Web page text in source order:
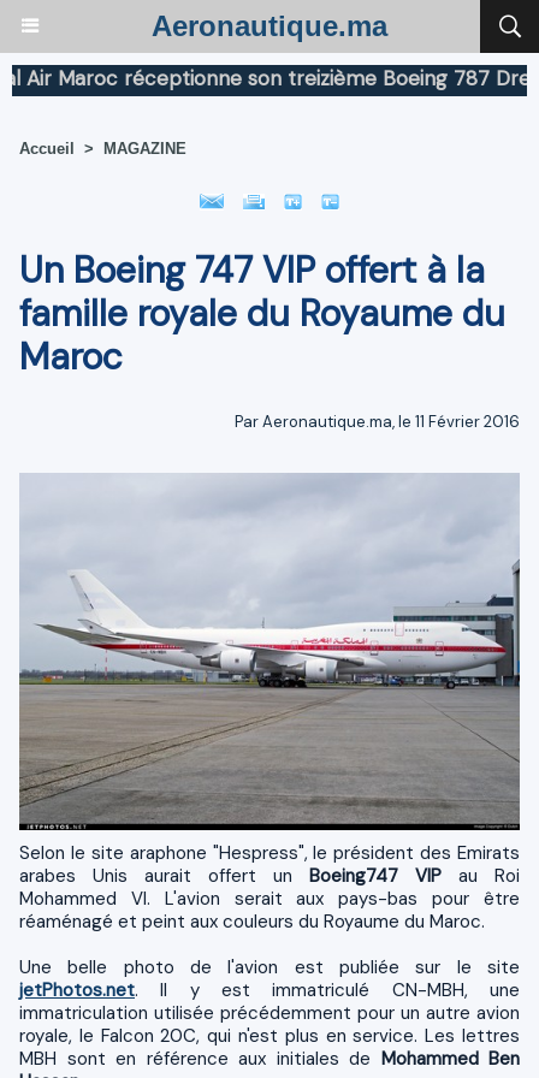
Aeronautique.ma
Maroc réceptionne son treizième Boeing 787
Accueil > MAGAZINE
Un Boeing 747 VIP offert à la
famille royale du Royaume du
Maroc
Par Aeronautique.ma, le 11 Février 2016
Selon le site araphone "Hespress", le président des Emirats
arabes Unis aurait offert un Boeing747 VIP au Roi
Mohammed VI. L'avion serait aux pays-bas pour être
réaménagé et peint aux couleurs du Royaume du Maroc.
Une belle photo de l'avion est publiée sur le site
jetPhotos.net. Il y est immatriculé CN-MBH, une
immatriculation utilisée précédemment pour un autre avion
royale, le Falcon 20C, qui n'est plus en service. Les lettres
MBH sont en référence aux initiales de Mohammed Ben